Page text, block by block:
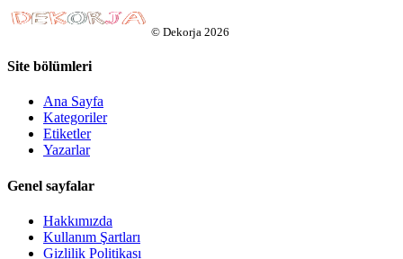
© Dekorja 2026
Site bölümleri
Ana Sayfa
Kategoriler
Etiketler
Yazarlar
Genel sayfalar
Hakkımızda
Kullanım Şartları
Gizlilik Politikası